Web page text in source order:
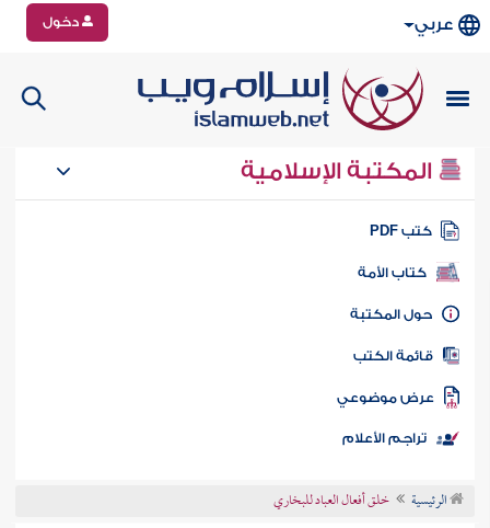
عربي دخول
المكتبة الإسلامية
كتب PDF
كتاب الأمة
المكتبة
الكتب
موضوعي
تراجم الأعلام
الرئيسية خلق أفعال العباد للبخاري